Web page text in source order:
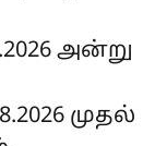
அன்று
முதல்